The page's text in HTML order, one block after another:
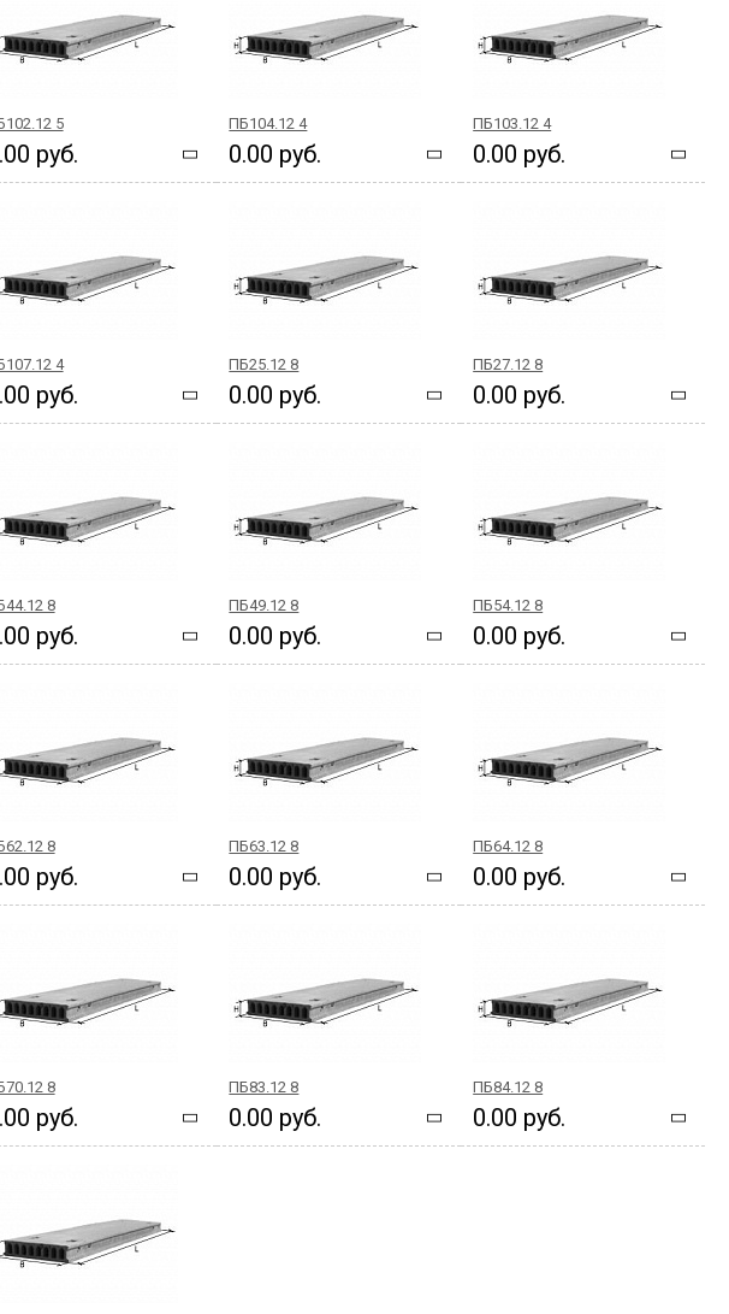
5
руб.
ПБ104.12 4
0.00 руб.
ПБ103.12 4
0.00 руб.
4
руб.
ПБ25.12 8
0.00 руб.
ПБ27.12 8
0.00 руб.
8
руб.
ПБ49.12 8
0.00 руб.
ПБ54.12 8
0.00 руб.
8
руб.
ПБ63.12 8
0.00 руб.
ПБ64.12 8
0.00 руб.
8
руб.
ПБ83.12 8
0.00 руб.
ПБ84.12 8
0.00 руб.